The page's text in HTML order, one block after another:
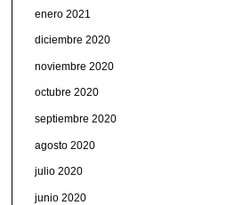
enero 2021
diciembre 2020
noviembre 2020
octubre 2020
septiembre 2020
agosto 2020
julio 2020
junio 2020